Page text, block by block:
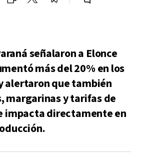
señalaron a Elonce
más del 20% en los
alertaron que también
margarinas y tarifas de
impacta directamente en